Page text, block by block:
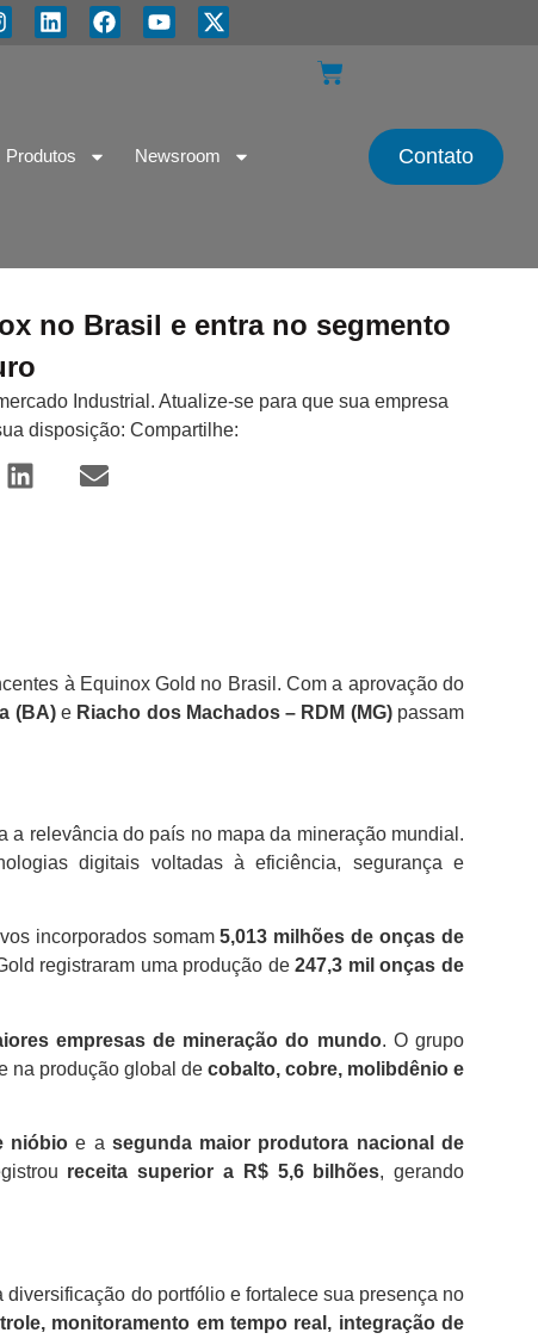
Produtos Newsroom Contato
no Brasil e entra no segmento
Industrial. Atualize-se para que sua empresa
disposição: Compartilhe:
à Equinox Gold no Brasil. Com a aprovação do
(BA)e Riacho dos Machados – RDM (MG)passam
a relevância do país no mapa da mineração mundial.
digitais voltadas à eficiência, segurança e
incorporados somam5,013 milhões de onças de
registraram uma produção de247,3 mil onças de
empresas de mineração do mundo. O grupo
na produção global de cobalto, cobre, molibdênio e
nióbio e a segunda maior produtora nacional de
receita superior a R$ 5,6 bilhões, gerando
do portfólio e fortalece sua presença no
monitoramento em tempo real, integração de